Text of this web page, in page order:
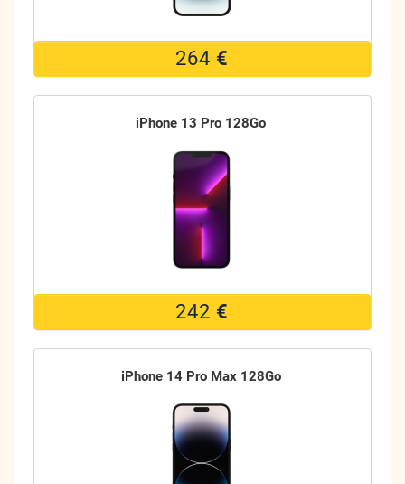
264 €
iPhone 13 Pro 128Go
242 €
iPhone 14 Pro Max 128Go